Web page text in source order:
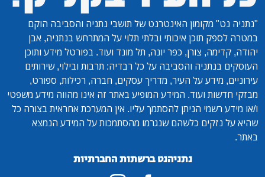
"נתניה נט" מקומון האינטרנט של תושבי נתניה והסביבה הוקם
במטרה לספק תוכן איכותי ובלתי תלוי על המתרחש בנתניה, אבן
יהודה, קדימה, צורן, כפר יונה, תל מונד ועוד. בפורטל מידע ותוכן
העוסקים בנתניה והסביבה על כל רבדיה: תרבות ובילוי, שירותים
עירוניים, מידע על העיר, מדריך עסקים, חברה, רכילות, ספורט,
מבזקי חדשות ועוד. המידע המופיע באתר זה אינו מהווה מידע משפטי
ו/או מידע רשמי הניתן להסתמך עליו. אין המערכת אחראית בצורה כל
שהיא על נזקים כלשהם שנגרמו מהסתמכות על המידע הנמצא
באתר.
נתניהנט ברשתות החברתיות